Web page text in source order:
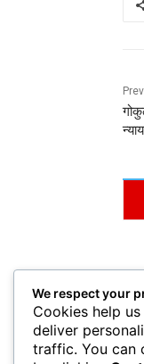
We respect your
Cookies help
deliver
traffic. You can